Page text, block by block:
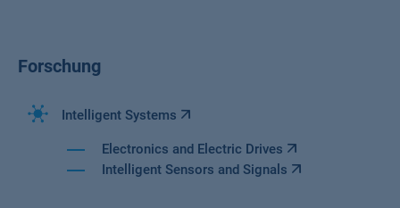
Forschung
Intelligent Systems
Electronics and Electric Drives
Intelligent Sensors and Signals